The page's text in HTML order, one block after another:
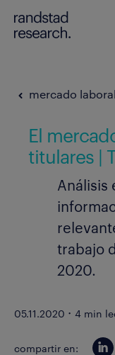
mercado laboral
El
titulares |
Análisis
trabajo
2020.
05.11.2020 · 4 min
compartir en: